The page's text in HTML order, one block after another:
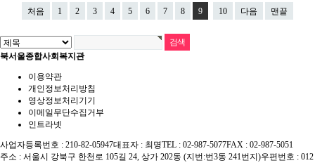
처음 1 2 3 4 5 6 7 8 9 10 다음 맨끝
북서울종합사회복지관
이용약관
개인정보처리방침
영상정보처리기기
이메일무단수집거부
인트라넷
사업자등록번호 : 210-82-05947대표자 : 최명TEL : 02-987-5077FAX : 02-987-5051
주소 : 서울시 강북구 한천로 105길 24, 상가 202동 (지번:번3동 241번지)우편번호 : 012